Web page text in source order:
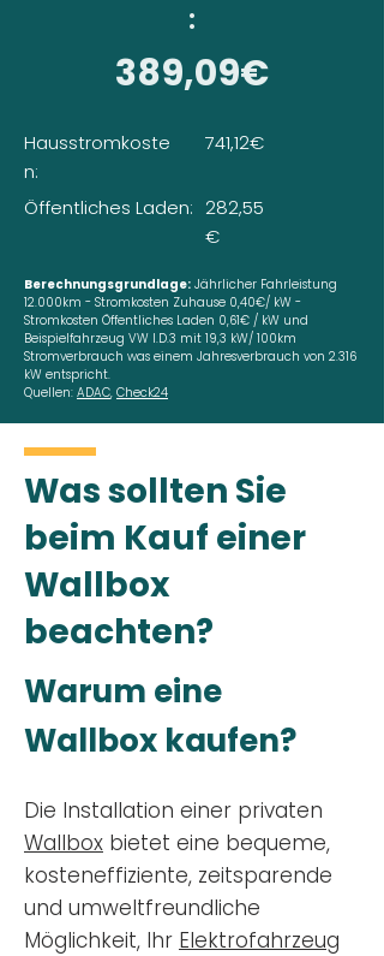
:
389,09€
Hausstromkoste
n:
Öffentliches Laden:
741,12€
282,55
€
Berechnungsgrundlage: Jährlicher Fahrleistung
12.000km - Stromkosten Zuhause 0,40€/ kW -
Stromkosten Öffentliches Laden 0,61€ / kW und
Beispielfahrzeug VW I.D.3 mit 19,3 kW/ 100km
Stromverbrauch was einem Jahresverbrauch von 2.316
kW entspricht.
Quellen: ADAC, Check24
Was sollten Sie
beim Kauf einer
Wallbox
beachten?
Warum eine
Wallbox kaufen?
Die Installation einer privaten
Wallbox bietet eine bequeme,
kosteneffiziente, zeitsparende
und umweltfreundliche
Möglichkeit, Ihr Elektrofahrzeug